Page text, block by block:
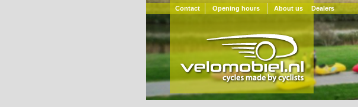
Contact Opening hours About us Dealers